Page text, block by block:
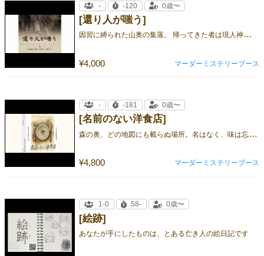
[還り人が嗤う]
因
習に縛られた山奥の集落。 帰ってきた者は現人神か、殺人鬼か。
¥4,000
- -120 0歳〜
マーダーミステリーブース
[名前のない洋食店]
森
の奥、どの地図にも載らぬ場所。名はなく、味は忘れがたく。今夜、その真実が明かされる。
¥4,800
- -181 0歳〜
マーダーミステリーブース
[絵跡]
あなたが手にしたものは、とある亡き人の絵日記です
1-0 58- 0歳〜